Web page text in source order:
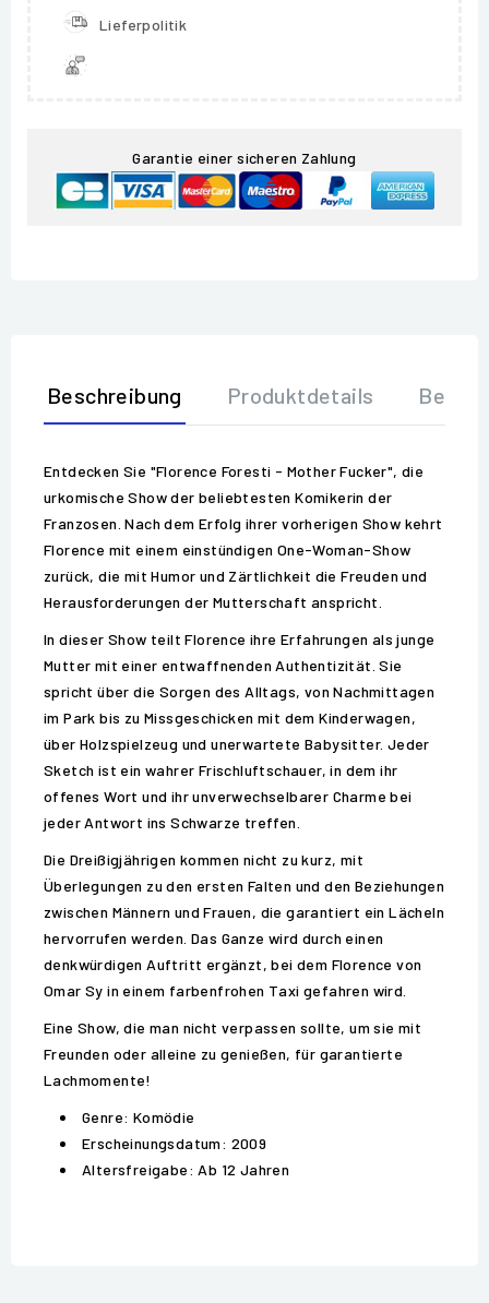
Lieferpolitik
Garantie einer sicheren Zahlung
Beschreibung Produktdetails
Entdecken Sie "Florence Foresti - Mother Fucker", die
urkomische Show der beliebtesten Komikerin der
Franzosen. Nach dem Erfolg ihrer vorherigen Show kehrt
Florence mit einem einstündigen One-Woman-Show
zurück, die mit Humor und Zärtlichkeit die Freuden und
Herausforderungen der Mutterschaft anspricht.
In dieser Show teilt Florence ihre Erfahrungen als junge
Mutter mit einer entwaffnenden Authentizität. Sie
spricht über die Sorgen des Alltags, von Nachmittagen
im Park bis zu Missgeschicken mit dem Kinderwagen,
über Holzspielzeug und unerwartete Babysitter. Jeder
Sketch ist ein wahrer Frischluftschauer, in dem ihr
offenes Wort und ihr unverwechselbarer Charme bei
jeder Antwort ins Schwarze treffen.
Die Dreißigjährigen kommen nicht zu kurz, mit
Überlegungen zu den ersten Falten und den Beziehungen
zwischen Männern und Frauen, die garantiert ein Lächeln
hervorrufen werden. Das Ganze wird durch einen
denkwürdigen Auftritt ergänzt, bei dem Florence von
Omar Sy in einem farbenfrohen Taxi gefahren wird.
Eine Show, die man nicht verpassen sollte, um sie mit
Freunden oder alleine zu genießen, für garantierte
Lachmomente!
Genre: Komödie
Erscheinungsdatum: 2009
Altersfreigabe: Ab 12 Jahren